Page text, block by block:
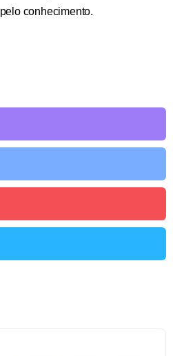
conhecimento.